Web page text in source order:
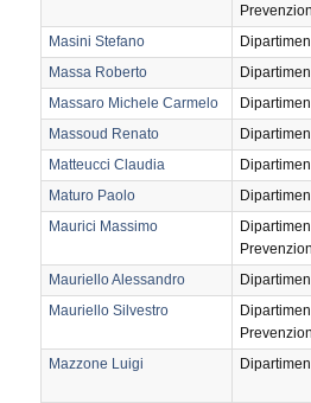
Masini Stefano
Massa Roberto
Massaro Michele Carmelo
Massoud Renato
Matteucci Claudia
Maturo Paolo
Maurici Massimo
Mauriello Alessandro
Mauriello Silvestro
Mazzone Luigi